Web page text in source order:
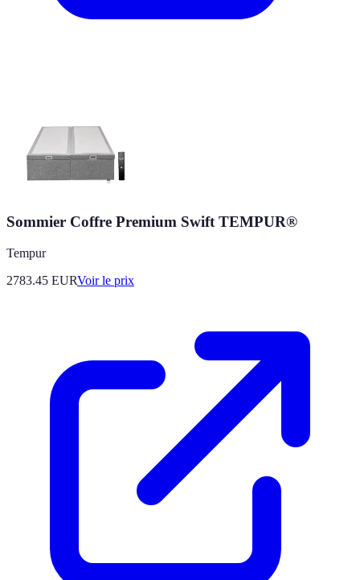
Sommier Coffre Premium Swift TEMPUR®
Tempur
2783.45 EURVoir le prix